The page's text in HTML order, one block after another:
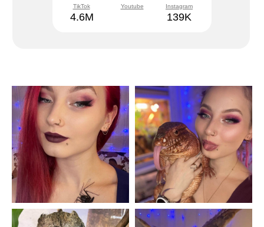
4.6М
TikTok Youtube Instagram
139K